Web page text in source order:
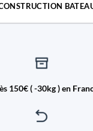
150€ ( -30kg ) en